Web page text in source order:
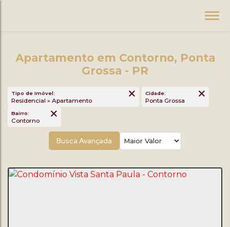
Apartamento em Contorno, Ponta
Grossa - PR
Tipo de Imóvel:
Residencial » Apartamento
Cidade:
Bairro:
Busca Avançada